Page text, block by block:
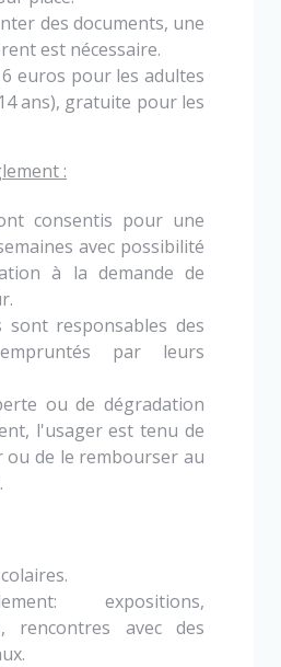
des documents, une
est nécessaire.
euros pour les adultes
ans), gratuite pour les
:
consentis pour une
avec possibilité
à la demande de
sont responsables des
par leurs
ou de dégradation
l'usager est tenu de
ou de le rembourser au
expositions,
rencontres avec des